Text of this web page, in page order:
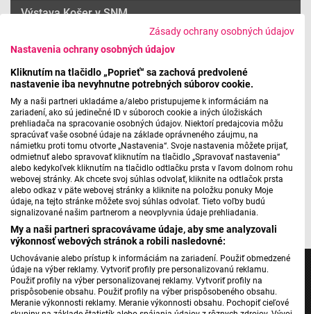
Zásady ochrany osobných údajov
Nastavenia ochrany osobných údajov
Kliknutím na tlačidlo „Poprieť“ sa zachová predvolené
nastavenie iba nevyhnutne potrebných súborov cookie.
My a naši partneri ukladáme a/alebo pristupujeme k informáciám na
zariadení, ako sú jedinečné ID v súboroch cookie a iných úložiskách
prehliadača na spracovanie osobných údajov. Niektorí predajcovia môžu
spracúvať vaše osobné údaje na základe oprávneného záujmu, na
námietku proti tomu otvorte „Nastavenia“. Svoje nastavenia môžete prijať,
odmietnuť alebo spravovať kliknutím na tlačidlo „Spravovať nastavenia“
alebo kedykoľvek kliknutím na tlačidlo odtlačku prsta v ľavom dolnom rohu
webovej stránky. Ak chcete svoj súhlas odvolať, kliknite na odtlačok prsta
alebo odkaz v päte webovej stránky a kliknite na položku ponuky Moje
údaje, na tejto stránke môžete svoj súhlas odvolať. Tieto voľby budú
signalizované našim partnerom a neovplyvnia údaje prehliadania.
My a naši partneri spracovávame údaje, aby sme analyzovali
výkonnosť webových stránok a robili nasledovné:
Uchovávanie alebo prístup k informáciám na zariadení. Použiť obmedzené
údaje na výber reklamy. Vytvoriť profily pre personalizovanú reklamu.
Použiť profily na výber personalizovanej reklamy. Vytvoriť profily na
prispôsobenie obsahu. Použiť profily na výber prispôsobeného obsahu.
Meranie výkonnosti reklamy. Meranie výkonnosti obsahu. Pochopiť cieľové
Výstava Košer v SNM
Máte problém s prehrávaním?Nahláste nám chybuv prehrávači.
Výstava je sprístupnená v priestoroch v Zsigrayovej kúrii na
Židovskej 17 v Bratislave.
Foto/Zdroj: SNM